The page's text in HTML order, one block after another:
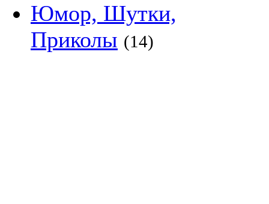
Юмор, Шутки,
Приколы (14)